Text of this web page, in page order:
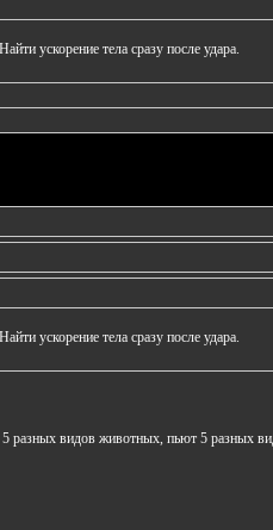
ускорение тела сразу после удара.
ускорение тела сразу после удара.
разных видов животных, пьют 5 разных